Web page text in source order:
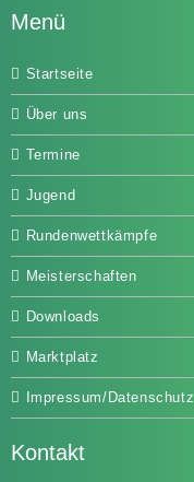
Menü
Startseite
Über uns
Termine
Jugend
Rundenwettkämpfe
Meisterschaften
Downloads
Marktplatz
Impressum/Datenschutz
Kontakt